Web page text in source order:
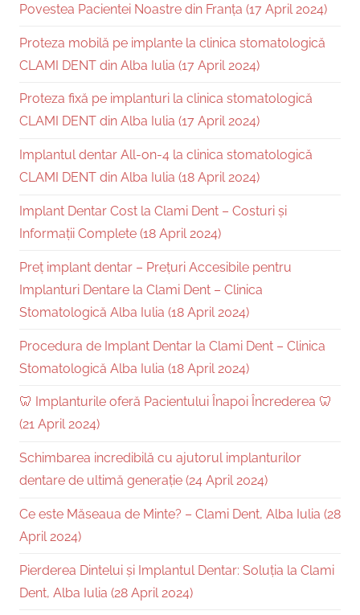
Povestea Pacientei Noastre din Franța (17 April 2024)
Proteza mobilă pe implante la clinica stomatologică
CLAMI DENT din Alba Iulia (17 April 2024)
Proteza fixă pe implanturi la clinica stomatologică
CLAMI DENT din Alba Iulia (17 April 2024)
Implantul dentar All-on-4 la clinica stomatologică
CLAMI DENT din Alba Iulia (18 April 2024)
Implant Dentar Cost la Clami Dent – Costuri și
Informații Complete (18 April 2024)
Preț implant dentar – Prețuri Accesibile pentru
Implanturi Dentare la Clami Dent – Clinica
Stomatologică Alba Iulia (18 April 2024)
Procedura de Implant Dentar la Clami Dent – Clinica
Stomatologică Alba Iulia (18 April 2024)
🦷 Implanturile oferă Pacientului Înapoi Încrederea 🦷
(21 April 2024)
Schimbarea incredibilă cu ajutorul implanturilor
dentare de ultimă generație (24 April 2024)
Ce este Măseaua de Minte? – Clami Dent, Alba Iulia (28
April 2024)
Pierderea Dintelui și Implantul Dentar: Soluția la Clami
Dent, Alba Iulia (28 April 2024)